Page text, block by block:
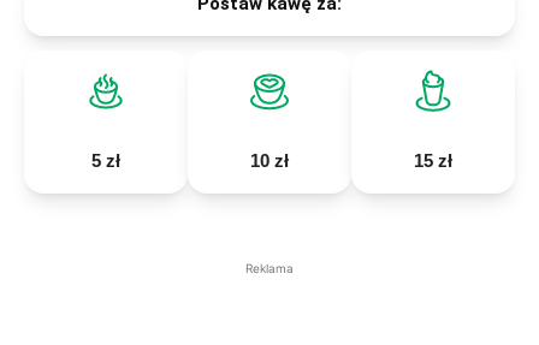
5 zł 10 zł 15 zł
Reklama